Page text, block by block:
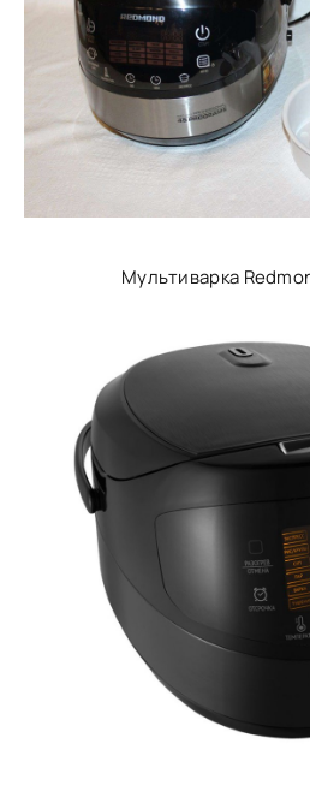
Мультиварка